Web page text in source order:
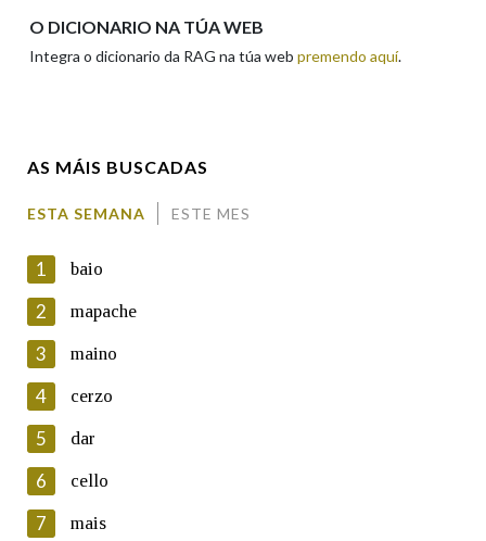
En cumprimento da normativa vixente en materia de
Protección de Datos de Carácter Persoal, a Real Academia
Galega informa a aqueles usuarios que faciliten o seu correo
electrónico, así como calquera outra información de carácter
persoal, que estes datos serán obxecto de tratamento
automatizado de carácter confidencial e incorporados aos seus
ficheiros informáticos. Así mesmo, os usuarios poderán exercer o
seu dereito de acceso, rectificación, oposición e cancelación dos
seus datos poñéndose en contacto connosco.
O DICIONARIO NA TÚA WEB
Integra o dicionario da RAG na túa web premendo aquí.
AS MÁIS BUSCADAS
ESTA SEMANA ESTE MES
1 baio
2 mapache
3 maino
4 cerzo
5 dar
6 cello
7 mais